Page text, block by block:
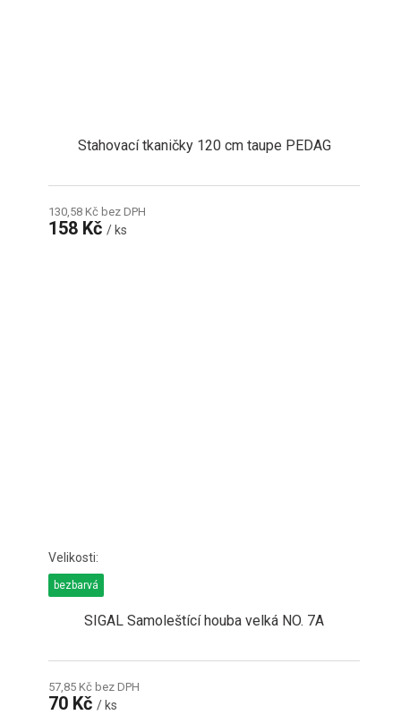
Stahovací tkaničky 120 cm taupe PEDAG
130,58 Kč bez DPH
158 Kč/ ks
SIGAL Samoleštící houba velká NO. 7A
57,85 Kč bez DPH
70 Kč/ ks
bezbarvá